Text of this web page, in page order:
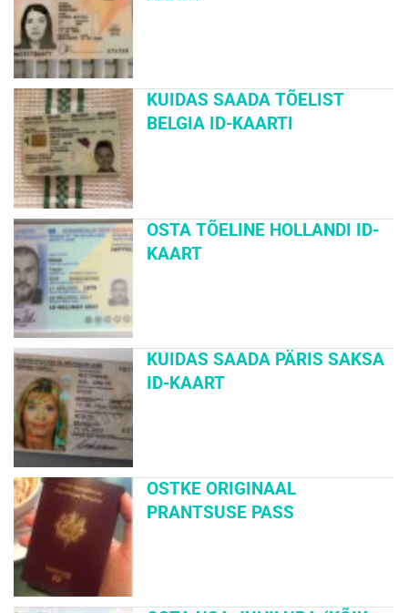
KUIDAS SAADA TÕELIST
BELGIA ID-KAARTI
OSTA TÕELINE HOLLANDI ID-
KAART
KUIDAS SAADA PÄRIS SAKSA
ID-KAART
OSTKE ORIGINAAL
PRANTSUSE PASS